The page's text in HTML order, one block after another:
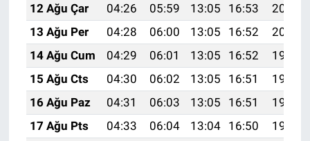
12 Ağu Çar
04:26 05:59 13:05 16:53
20:01
13 Ağu Per
04:28 06:00 13:05 16:52
20:00
14 Ağu Cum
04:29 06:01 13:05 16:52
19:59
15 Ağu Cts
04:30 06:02 13:05 16:51
19:57
16 Ağu Paz
04:31 06:03 13:05 16:51
19:56
17 Ağu Pts
04:33 06:04 13:04 16:50
19:55